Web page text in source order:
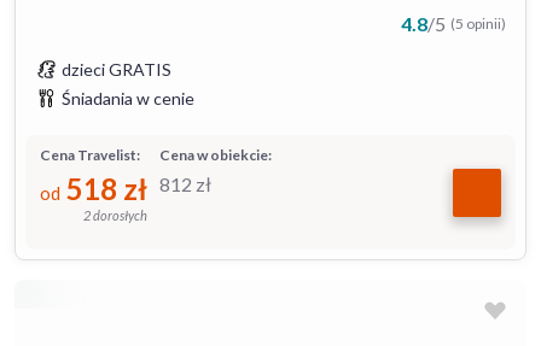
4.8/5 (5 opinii)
dzieci GRATIS
Śniadania w cenie
Cena w obiekcie:
812 zł
Cena Travelist:
od 518 zł
2 dorosłych